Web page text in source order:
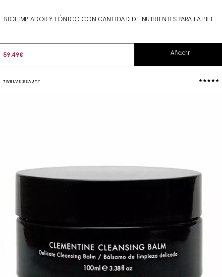
BIOLIMPIADOR Y TÓNICO CON CANTIDAD DE NUTRIENTES PARA LA PIEL
59,49€ Añadir
TWELVE BEAUTY